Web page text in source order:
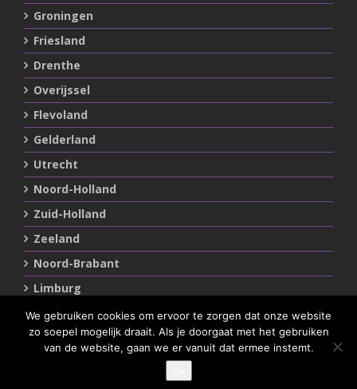
Groningen
Friesland
Drenthe
Overijssel
Flevoland
Gelderland
Utrecht
Noord-Holland
Zuid-Holland
Zeeland
Noord-Brabant
Limburg
Statements
We gebruiken cookies om ervoor te zorgen dat onze website
zo soepel mogelijk draait. Als je doorgaat met het gebruiken
van de website, gaan we er vanuit dat ermee instemt.